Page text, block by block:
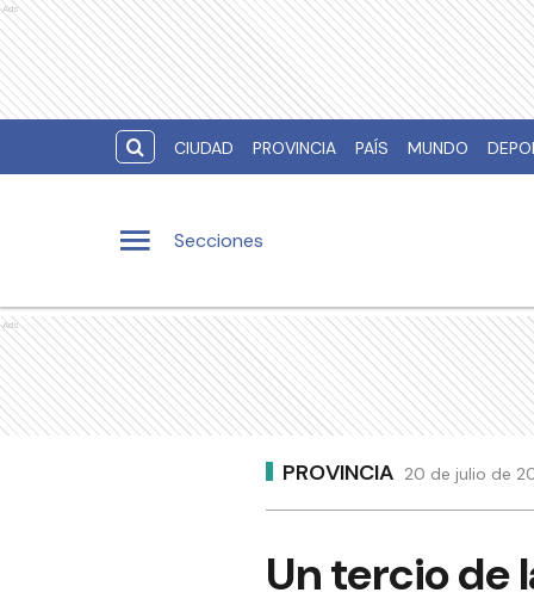
Ads
CIUDAD PROVINCIA PAÍS MUNDO
Secciones
Ads
PROVINCIA 20 de julio de
Un tercio de